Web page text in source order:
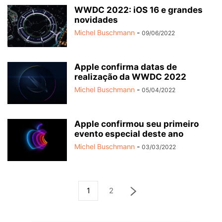
WWDC 2022: iOS 16 e grandes
novidades
Michel Buschmann - 09/06/2022
Apple confirma datas de
realização da WWDC 2022
Michel Buschmann - 05/04/2022
Apple confirmou seu primeiro
evento especial deste ano
Michel Buschmann - 03/03/2022
1 2